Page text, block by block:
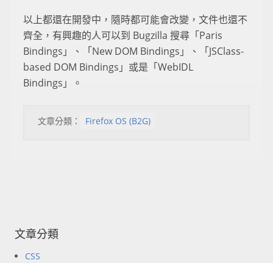
以上都還在開發中，隨時都可能會改變，文件也還不
齊全，有興趣的人可以到 Bugzilla 搜尋「Paris
Bindings」、「New DOM Bindings」、「JSClass-
based DOM Bindings」或是「WebIDL
Bindings」。
文章分類： Firefox OS (B2G)
文章分類
CSS